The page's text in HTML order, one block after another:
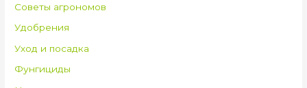
Советы агрономов
Удобрения
Уход и посадка
Фунгициды